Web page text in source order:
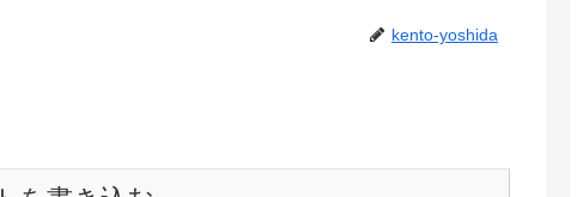
kento-yoshida